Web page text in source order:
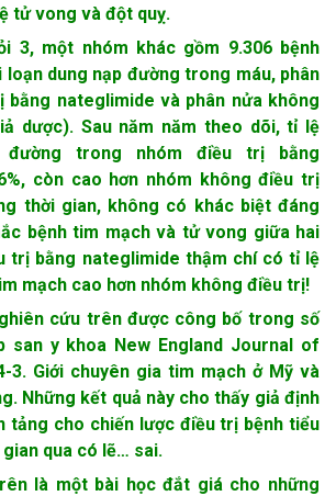
tử vong và đột quỵ.
3, một nhóm khác gồm 9.306 bệnh
loạn dung nạp đường trong máu, phân
bằng nateglimide và phân nửa không
dược). Sau năm năm theo dõi, tỉ lệ
đường trong nhóm điều trị bằng
còn cao hơn nhóm không điều trị
thời gian, không có khác biệt đáng
bệnh tim mạch và tử vong giữa hai
trị bằng nateglimide thậm chí có tỉ lệ
mạch cao hơn nhóm không điều trị!
cứu trên được công bố trong số
san y khoa New England Journal of
3. Giới chuyên gia tim mạch ở Mỹ và
Những kết quả này cho thấy giả định
tảng cho chiến lược điều trị bệnh tiểu
qua có lẽ… sai.
là một bài học đắt giá cho những